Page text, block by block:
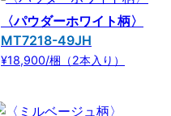
〈パウダーホワイト柄〉
MT7218-49JH
¥18,900/梱（2本入り）